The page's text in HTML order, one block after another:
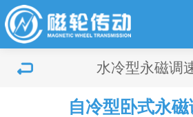
水冷型永磁调
自冷型卧式永